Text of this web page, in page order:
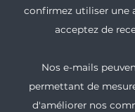
confirmez utiliser une
acceptez de
Nos e-mails
permettant de
d'améliorer nos